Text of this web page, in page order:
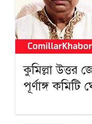
কুমিল্লা উত্তর
পূর্ণাঙ্গ কমিটি